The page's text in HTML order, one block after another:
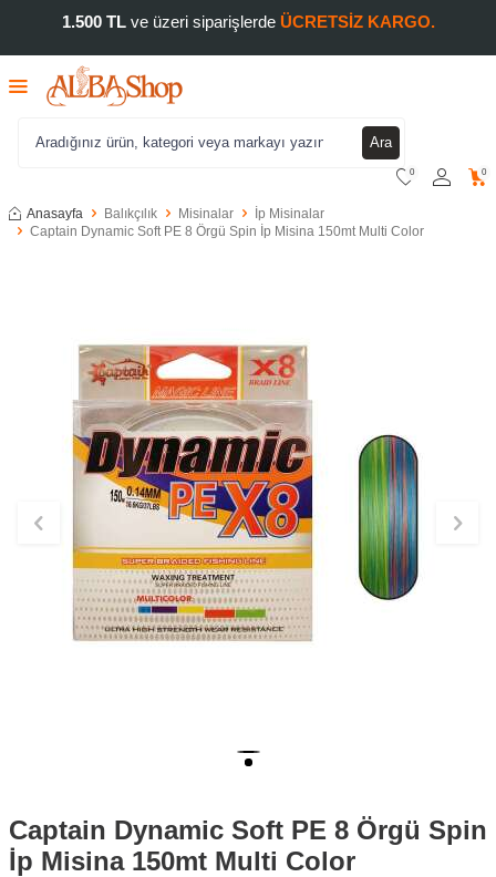
1.500 TLve üzeri siparişlerde ÜCRETSİZ KARGO.
Ara
0 0
Anasayfa Balıkçılık Misinalar
İp Misinalar
Captain Dynamic Soft PE 8 Örgü Spin İp Misina 150mt Multi Color
Captain Dynamic Soft PE 8 Örgü Spin
İp Misina 150mt Multi Color